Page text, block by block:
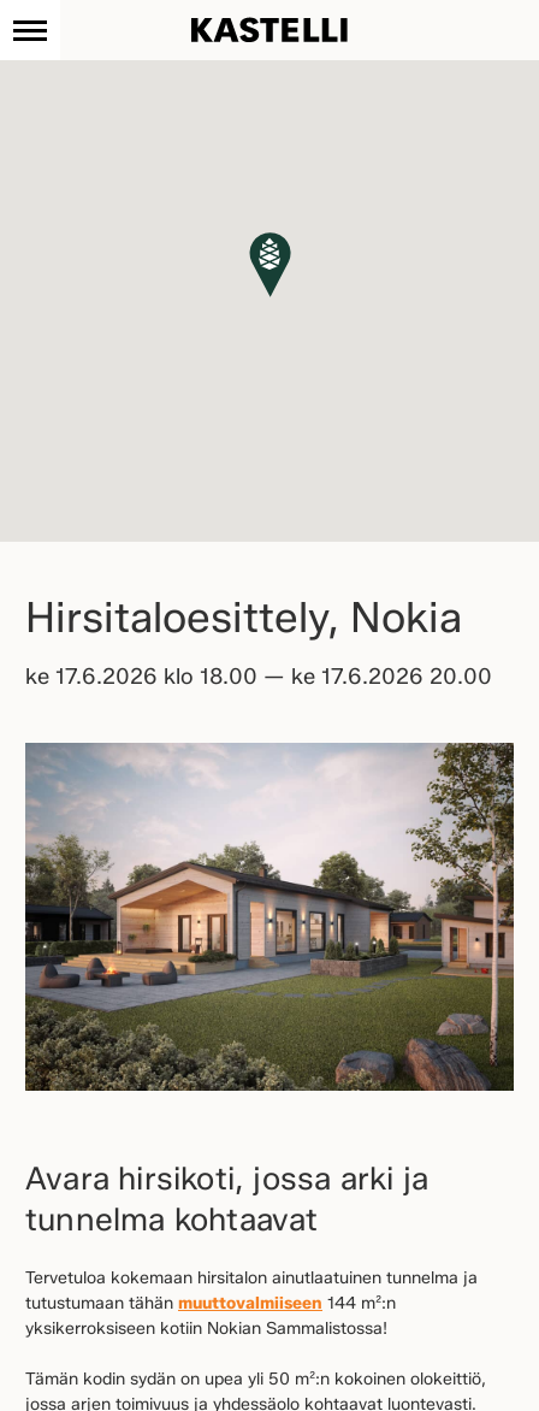
Kastelli
Hirsitaloesittely, Nokia
ke 17.6.2026 klo 18.00 — ke 17.6.2026 20.00
Avara hirsikoti, jossa arki ja
tunnelma kohtaavat
Tervetuloa kokemaan hirsitalon ainutlaatuinen tunnelma ja
tutustumaan tähän muuttovalmiiseen 144 m²:n
yksikerroksiseen kotiin Nokian Sammalistossa!
Tämän kodin sydän on upea yli 50 m²:n kokoinen olokeittiö,
jossa arjen toimivuus ja yhdessäolo kohtaavat luontevasti.